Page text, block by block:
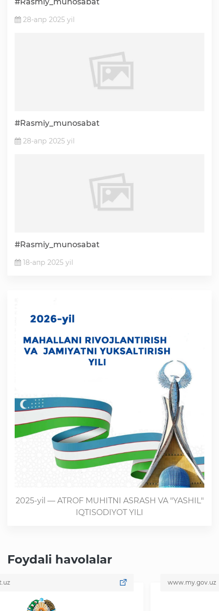
28-апр 2025 yil
#Rasmiy_munosabat
28-апр 2025 yil
#Rasmiy_munosabat
18-апр 2025 yil
2025-yil — ATROF MUHITNI ASRASH VA "YASHIL"
IQTISODIYOT YILI
Foydali havolalar
www.my.gov.uz